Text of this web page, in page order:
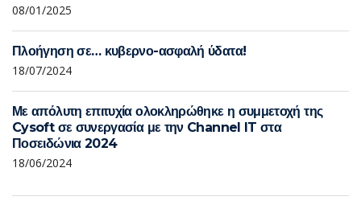
08/01/2025
Πλοήγηση σε… κυβερνο-ασφαλή ύδατα!
18/07/2024
Με απόλυτη επιτυχία ολοκληρώθηκε η συμμετοχή της
Cysoft σε συνεργασία με την Channel IT στα
Ποσειδώνια 2024
18/06/2024